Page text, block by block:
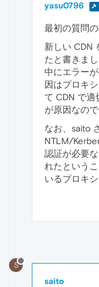
yasu0796
最初の質問の
新しい CDN
たと書きま
中にエラー
因はプロキ
て CDN で適
が原因なの
なお、saito
NTLM/
認証が必要
れたという
いるプロキ
S
saito